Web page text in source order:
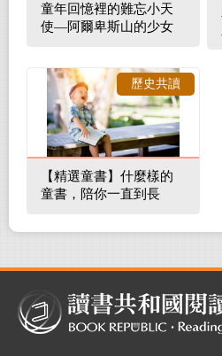
童年回憶裡的難忘小天
使—阿爾卑斯山的少女
【精選童書】什麼樣的
童書，陪你一直到長
歷史共讀